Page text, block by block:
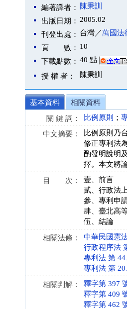
編著譯者：
陳秉訓
出版日期： 2005.02
刊登出處： 台灣／萬國法
頁 數： 10
下載點數： 40 點
授 權 者： 陳秉訓
基本資料
相關資料
關 鍵 詞：
比例原則 ；
中文摘要：
比例原則乃
修正專利法
酌發明說明
擇。本文將
目 次：
壹、前言
貳、行政法
參、專利申
肆、臺北高
伍、結論
相關法條：
中華民國憲
行政程序法
專利法 第
專利法 第
相關判解：
釋字第 397
釋字第 409
釋字第 462